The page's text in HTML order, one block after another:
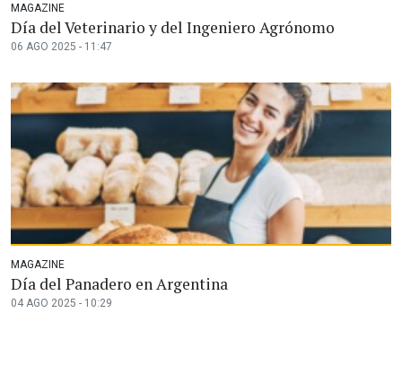
MAGAZINE
Día del Veterinario y del Ingeniero Agrónomo
06 AGO 2025 - 11:47
MAGAZINE
Día del Panadero en Argentina
04 AGO 2025 - 10:29